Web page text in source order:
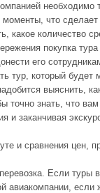
что
какое количество
покупка
его
тур, который будет
выяснить,
точно знать, что
и заканчивая
и сравнения цен,
Если туры
авиакомпании,